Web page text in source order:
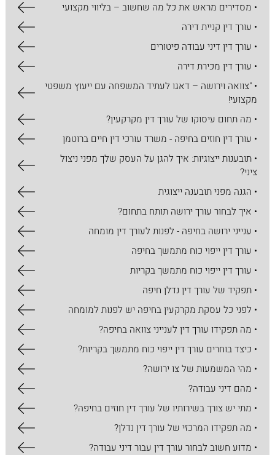
• מסדירים מראש את כל מה שחשוב – בליווי מקצועי
• עורך דין קניית דירה
• עורך דין דיני עבודה פיטורים
• עורך דין מכירת דירה
• "צוואה וירושה – דאגו לעתיד המשפחה עם ייעוץ משפטי
מקצועי!
• מה תחום עיסוקו של עורך דין מקרקעין?
• עורך דין חוזים בחיפה - משרד עורכי דין חיים ברוטמן
• תובענות ייצוגיות: איך להגן על העסק שלך מפני ניצול
ציני?
• הגנה מפני תובענה ייצוגית
• איך לבחור עורך ירושה תותח בתחום?
• ענייני ירושה בחיפה - לפנות לעורך דין מומחה
• עורך דין ייפוי כוח מתמשך בחיפה
• עורך דין ייפוי כוח מתמשך בקריות
• תפקיד של עורך דין נדלן חיפה
• לפני כל עסקת מקרקעין בחיפה יש לפנות למומחה
• מה תפקידו עורך דין לענייני צוואה בחיפה?
• כיצד בוחרים עורך דין ייפוי כוח מתמשך בקריות?
• מהי המשמעות של צו ירושה?
• מהם דיני עבודה?
• מתי יש צורך בשירותיו של עורך דין חוזים בחיפה?
• מה תפקידו המרכזי של עורך דין נדלן?
• מדוע חשוב לבחור עורך דין עבור דיני עבודה?